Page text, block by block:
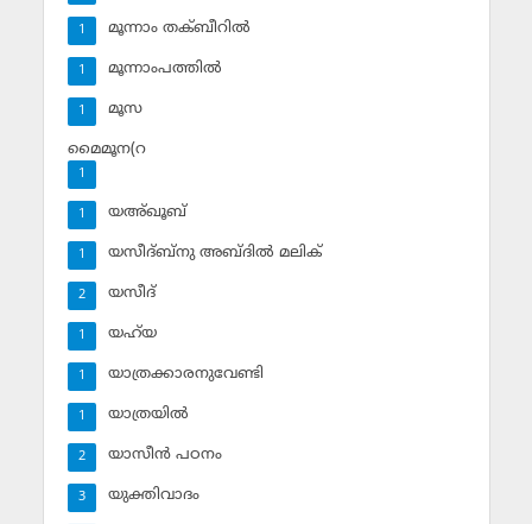
മൂന്നാം തക്ബീറില്‍
1
മൂന്നാംപത്തില്‍
1
മൂസ
1
മൈമൂന(റ
1
യഅ്ഖൂബ്‌
1
യസീദ്ബ്‌നു അബ്ദില്‍ മലിക്‌
1
യസീദ്‌
2
യഹ്‌യ
1
യാത്രക്കാരനുവേണ്ടി
1
യാത്രയില്‍
1
യാസീന്‍ പഠനം
2
യുക്തിവാദം
3